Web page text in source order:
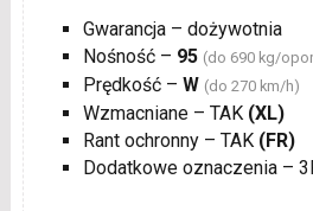
Gwarancja – dożywotnia
Nośność – 95 (do 690 kg/
Prędkość – W (do 270 km/h)
Wzmacniane – TAK (XL)
Rant ochronny – TAK (FR)
Dodatkowe oznaczenia –